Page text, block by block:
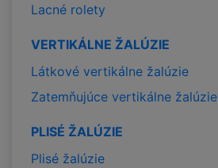
Lacné rolety
VERTIKÁLNE ŽALÚZIE
Látkové vertikálne žalúzie
Zatemňujúce vertikálne žalúzie
PLISÉ ŽALÚZIE
Plisé žalúzie